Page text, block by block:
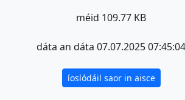
méid 109.77 KB
dáta an dáta 07.07.2025 07:45:04
íoslódáil saor in aisce